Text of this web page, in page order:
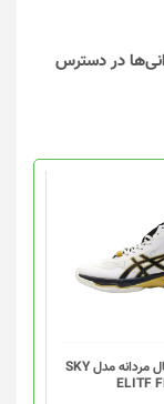
در دسترس
کفش والیبال مردانه مدل SKY
ELITF
دارای
انواع
مختلفی
گزینه
ها